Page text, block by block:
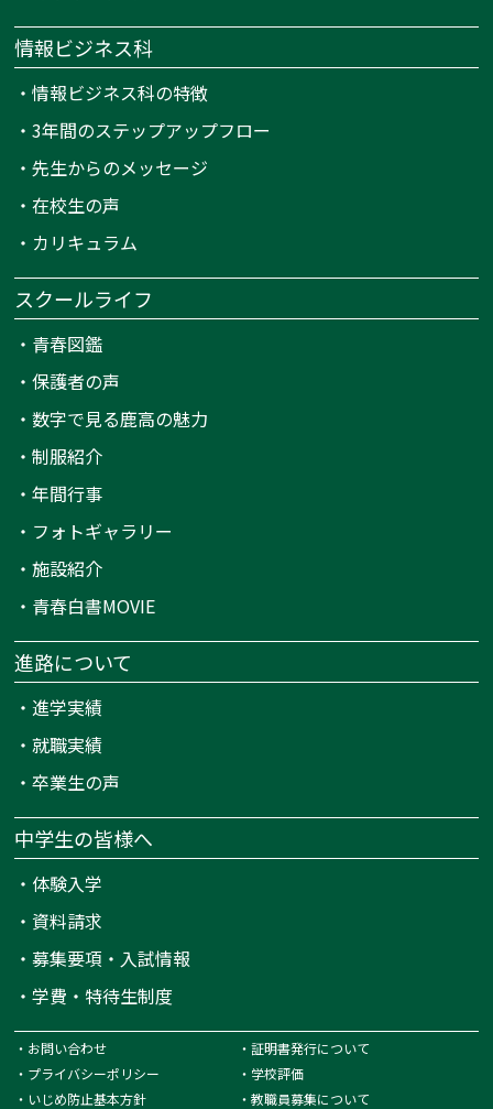
情報ビジネス科
・情報ビジネス科の特徴
・3年間のステップアップフロー
・先生からのメッセージ
・在校生の声
・ カリキュラム
スクールライフ
・ 青春図鑑
・保護者の声
・数字で見る鹿高の魅力
・制服紹介
・年間行事
・ フォトギャラリー
・施設紹介
・ 青春白書MOVIE
進路について
・進学実績
・就職実績
・卒業生の声
中学生の皆様へ
・ 体験入学
・ 資料請求
・募集要項・入試情報
・学費・特待生制度
・ お問い合わせ ・ 証明書発行について
・ プライバシーポリシー ・ 学校評価
・ いじめ防止基本方針 ・ 教職員募集について